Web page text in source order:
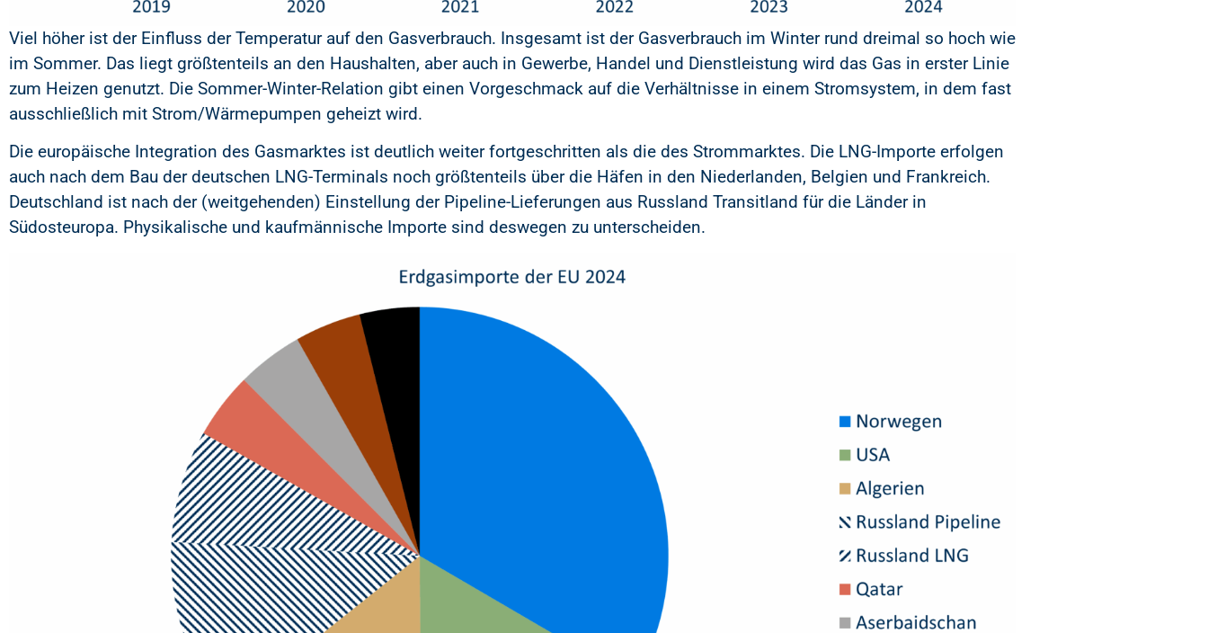
Viel höher ist der Einfluss der Temperatur auf den Gasverbrauch. Insgesamt ist der Gasverbrauch im Winter rund dreimal so hoch wie
im Sommer. Das liegt größtenteils an den Haushalten, aber auch in Gewerbe, Handel und Dienstleistung wird das Gas in erster Linie
zum Heizen genutzt. Die Sommer-Winter-Relation gibt einen Vorgeschmack auf die Verhältnisse in einem Stromsystem, in dem fast
ausschließlich mit Strom/Wärmepumpen geheizt wird.
Die europäische Integration des Gasmarktes ist deutlich weiter fortgeschritten als die des Strommarktes. Die LNG-Importe erfolgen
auch nach dem Bau der deutschen LNG-Terminals noch größtenteils über die Häfen in den Niederlanden, Belgien und Frankreich.
Deutschland ist nach der (weitgehenden) Einstellung der Pipeline-Lieferungen aus Russland Transitland für die Länder in
Südosteuropa. Physikalische und kaufmännische Importe sind deswegen zu unterscheiden.